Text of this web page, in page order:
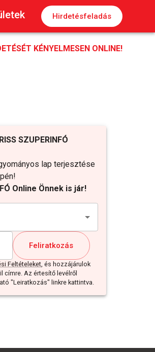
Hirdetésfeladás
KÉNYELMESEN ONLINE!
SZUPERINFÓ
lap terjesztése
Online Önnek is jár!
Feliratkozás
Feltételeket, és hozzájárulok
címre. Az értesítő levélről
"Leiratkozás" linkre kattintva.